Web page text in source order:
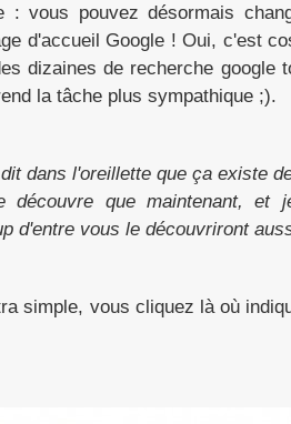
: vous pouvez désormais
d'accueil Google ! Oui, c'est
dizaines de recherche google
la tâche plus sympathique ;).
dans l'oreillette que ça existe
découvre que maintenant, et
d'entre vous le découvriront
simple, vous cliquez là où